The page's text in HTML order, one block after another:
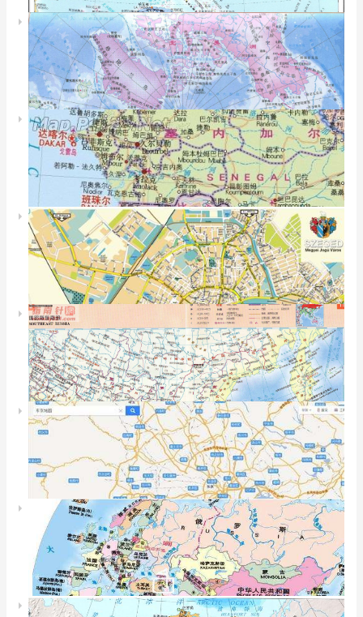
巴基斯坦伊斯兰堡地
文莱地图
加利福尼亚州行政区
hawaii_islands地图
法国巴黎地图